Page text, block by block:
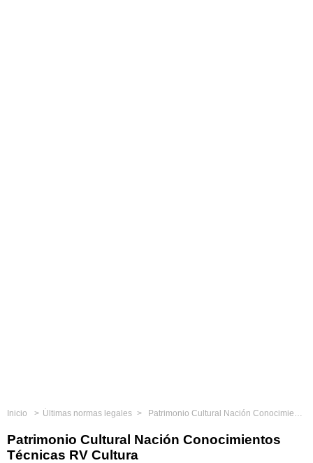
Inicio Últimas normas legales Patrimonio Cultural Nación Conocimientos Técnicas RV Cultura
Patrimonio Cultural Nación Conocimientos
Técnicas RV Cultura